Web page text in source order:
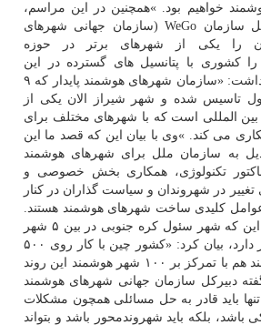
خواهیم بود. »همچنین در این مراسم،
یول كیونگ لی؛ دبیر كل سازمان WeGo (سازمان جهانی شهرهای
را یكی از شهرهای برتر در حوزه
كشوری با پتانسیل های گسترده در این
عرصه دانست و اظهار داشت: «سازمان شهرهای هوشمند پایدار كه ۹
تاسیس شده و شهر شیراز الان یكی از
المللی است كه با شهرهای مختلف برای
می كند. »وی با بیان این كه قصد ما این
به سازمان ملل برای شهرهای هوشمند
تكنولوژی، همكاری بخش خصوصی و
تغییر در شهروندان و سیاست گذاران در كنار
عوامل كلیدی ساخت شهرهای هوشمند هستند.
»كیونگ لی با اشاره به این كه شهر سئول كره جنوبی در بین ۵ شهر
برتر هوشمند جهان قرار دارد، بیان كرد: «كشور چین با كار روی ۵۰۰
شهر هوشمند و كشور هند هم با تمركز بر ۱۰۰ شهر هوشمند این روند
دبیركل سازمان جهانی شهرهای هوشمند
باید قادر به حل مسائلی همچون مشكلات
بلكه باید شهروندمحور باشد و بتواند